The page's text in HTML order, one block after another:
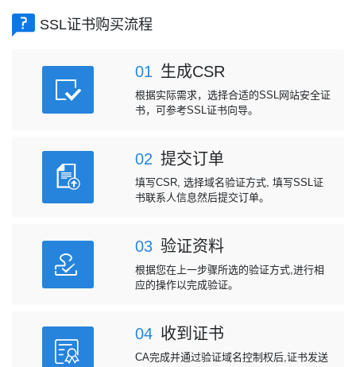
SSL证书购买流程
01 生成CSR
根据实际需求，选择合适的SSL网站安全证
书，可参考SSL证书向导。
02 提交订单
填写CSR, 选择域名验证方式, 填写SSL证
书联系人信息然后提交订单。
03 验证资料
根据您在上一步骤所选的验证方式,进行相
应的操作以完成验证。
04 收到证书
CA完成并通过验证域名控制权后,证书发送